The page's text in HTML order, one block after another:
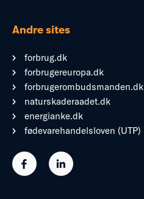
Andre sites
forbrug.dk
forbrugereuropa.dk
forbrugerombudsmanden.dk
naturskaderaadet.dk
energianke.dk
fødevarehandelsloven (UTP)